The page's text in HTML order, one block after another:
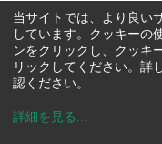
当サイトでは、より良い
しています。クッキーの
ンをクリックし、クッキ
リックしてください。詳
認ください。
詳細を見る ...